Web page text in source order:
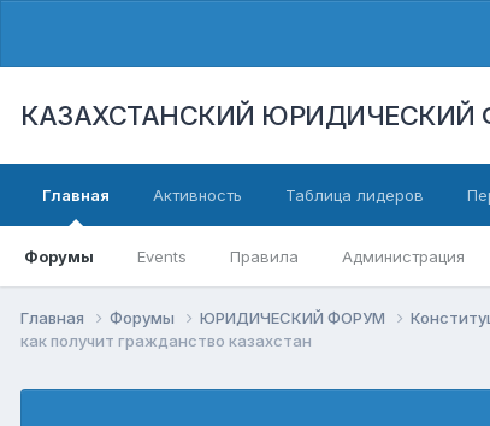
КАЗАХСТАНСКИЙ ЮРИДИЧЕСКИЙ
Главная
Форумы Events Правила Администрация
Активность Таблица лидеров
Главная Форумы ЮРИДИЧЕСКИЙ ФОРУМ
как получит гражданство казахстан